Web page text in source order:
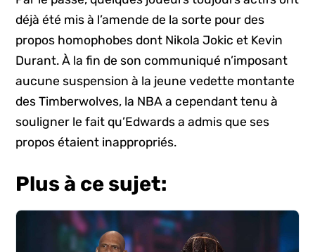
déjà été mis à l’amende de la sorte pour des
propos homophobes dont Nikola Jokic et Kevin
Durant. À la fin de son communiqué n’imposant
aucune suspension à la jeune vedette montante
des Timberwolves, la NBA a cependant tenu à
souligner le fait qu’Edwards a admis que ses
propos étaient inappropriés.
Plus à ce sujet: